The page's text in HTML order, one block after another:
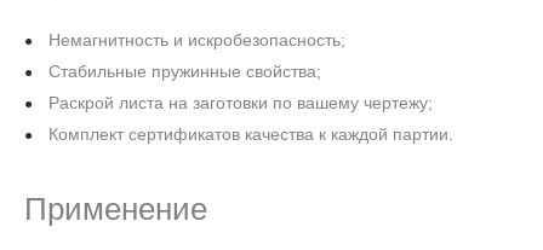
Немагнитность и искробезопасность;
Стабильные пружинные свойства;
Раскрой листа на заготовки по вашему чертежу;
Комплект сертификатов качества к каждой партии.
Применение